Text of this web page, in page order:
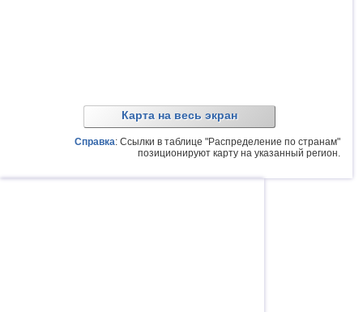
Карта на весь экран
Справка: Ссылки в таблице "Распределение по странам"
позиционируют карту на указанный регион.